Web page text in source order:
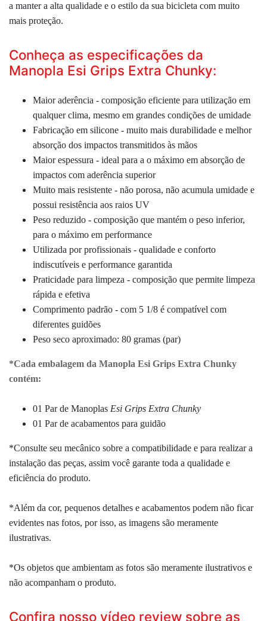
a manter a alta qualidade e o estilo da sua bicicleta com muito
mais proteção.
Conheça as especificações da
Manopla Esi Grips Extra Chunky:
Maior aderência - composição eficiente para utilização em
qualquer clima, mesmo em grandes condições de umidade
Fabricação em silicone - muito mais durabilidade e melhor
absorção dos impactos transmitidos às mãos
Maior espessura - ideal para a o máximo em absorção de
impactos com aderência superior
Muito mais resistente - não porosa, não acumula umidade e
possui resistência aos raios UV
Peso reduzido - composição que mantém o peso inferior,
para o máximo em performance
Utilizada por profissionais - qualidade e conforto
indiscutíveis e performance garantida
Praticidade para limpeza - composição que permite limpeza
rápida e efetiva
Comprimento padrão - com 5 1/8 é compatível com
diferentes guidões
Peso seco aproximado: 80 gramas (par)
*Cada embalagem da Manopla Esi Grips Extra Chunky
contém:
01 Par de Manoplas Esi Grips Extra Chunky
01 Par de acabamentos para guidão
*Consulte seu mecânico sobre a compatibilidade e para realizar a
instalação das peças, assim você garante toda a qualidade e
eficiência do produto.
*Além da cor, pequenos detalhes e acabamentos podem não ficar
evidentes nas fotos, por isso, as imagens são meramente
ilustrativas.
*Os objetos que ambientam as fotos são meramente ilustrativos e
não acompanham o produto.
Confira nosso vídeo review sobre as